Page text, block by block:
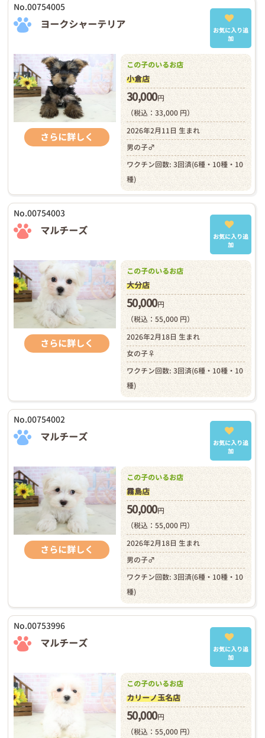
No.00754005
ヨークシャーテリア
お気に入り追
加
さらに詳しく
この子のいるお店
小倉店
30,000円
（税込：33,000 円）
2026年2月11日 生まれ
男の子♂
ワクチン回数: 3回済(6種・10種・10
種)
No.00754003
マルチーズ
お気に入り追
加
さらに詳しく
この子のいるお店
大分店
50,000円
（税込：55,000 円）
2026年2月18日 生まれ
女の子♀
ワクチン回数: 3回済(6種・10種・10
種)
No.00754002
マルチーズ
お気に入り追
加
さらに詳しく
この子のいるお店
霧島店
50,000円
（税込：55,000 円）
2026年2月18日 生まれ
男の子♂
ワクチン回数: 3回済(6種・10種・10
種)
No.00753996
マルチーズ
お気に入り追
加
この子のいるお店
カリーノ玉名店
50,000円
（税込：55,000 円）